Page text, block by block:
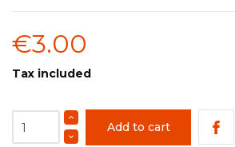
€3.00
Tax included
Add to cart